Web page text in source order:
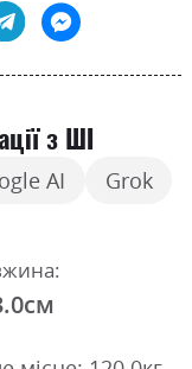
з ШІ
AI Grok